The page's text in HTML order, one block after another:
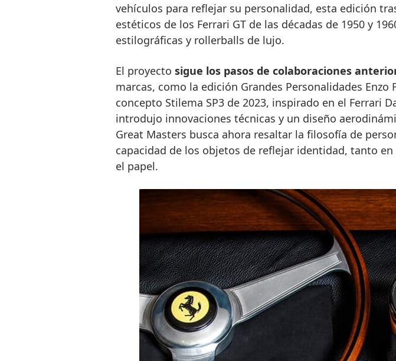
vehículos para reflejar su personalidad, esta edición
estéticos de los Ferrari GT de las décadas de 1950 y
estilográficas y rollerballs de lujo.
El proyecto sigue los pasos de colaboraciones
marcas, como la edición Grandes Personalidades Enzo
concepto Stilema SP3 de 2023, inspirado en el Ferrari
introdujo innovaciones técnicas y un diseño
Great Masters busca ahora resaltar la filosofía de
capacidad de los objetos de reflejar identidad, tanto
el papel.